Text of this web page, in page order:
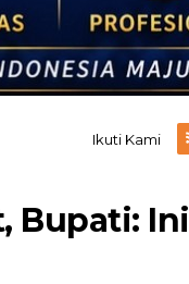
Ikuti Kami
Bupati: Ini